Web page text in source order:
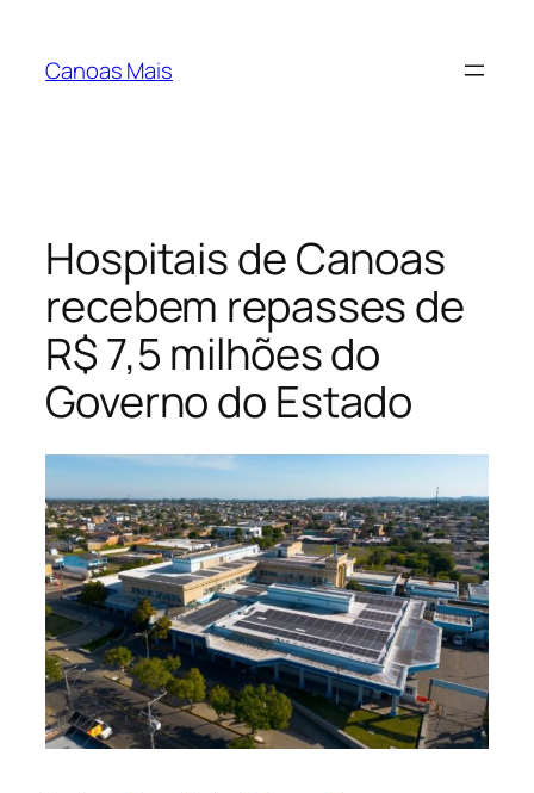
Canoas Mais
Hospitais de Canoas
recebem repasses de
R$ 7,5 milhões do
Governo do Estado